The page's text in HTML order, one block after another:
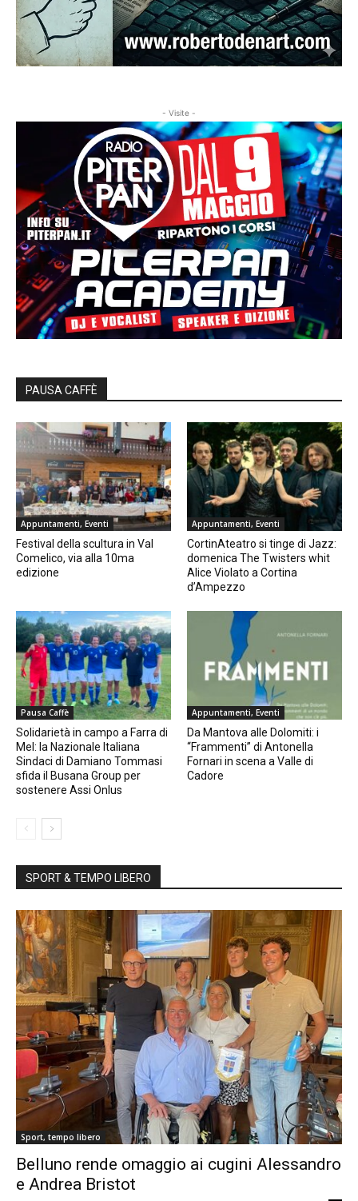
- Visite -
PAUSA CAFFÈ
Appuntamenti, Eventi
Festival della scultura in Val
Comelico, via alla 10ma
edizione
Appuntamenti, Eventi
CortinAteatro si tinge di Jazz:
domenica The Twisters whit
Alice Violato a Cortina
d’Ampezzo
Pausa Caffè
Solidarietà in campo a Farra di
Mel: la Nazionale Italiana
Sindaci di Damiano Tommasi
sfida il Busana Group per
sostenere Assi Onlus
Appuntamenti, Eventi
Da Mantova alle Dolomiti: i
“Frammenti” di Antonella
Fornari in scena a Valle di
Cadore
SPORT & TEMPO LIBERO
Sport, tempo libero
Belluno rende omaggio ai cugini Alessandro
e Andrea Bristot